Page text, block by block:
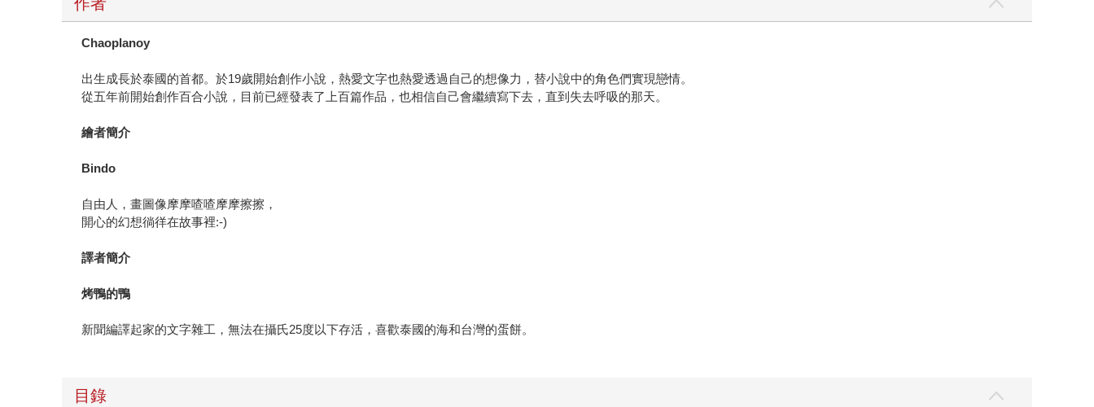
Chaoplanoy
出生成長於泰國的首都。於19歲開始創作小說，熱愛文字也熱愛透過自己的想像力，替小說中的角色們實現戀情。
從五年前開始創作百合小說，目前已經發表了上百篇作品，也相信自己會繼續寫下去，直到失去呼吸的那天。
繪者簡介
Bindo
自由人，畫圖像摩摩喳喳摩摩擦擦，
開心的幻想徜徉在故事裡:-)
譯者簡介
烤鴨的鴨
新聞編譯起家的文字雜工，無法在攝氏25度以下存活，喜歡泰國的海和台灣的蛋餅。
目錄